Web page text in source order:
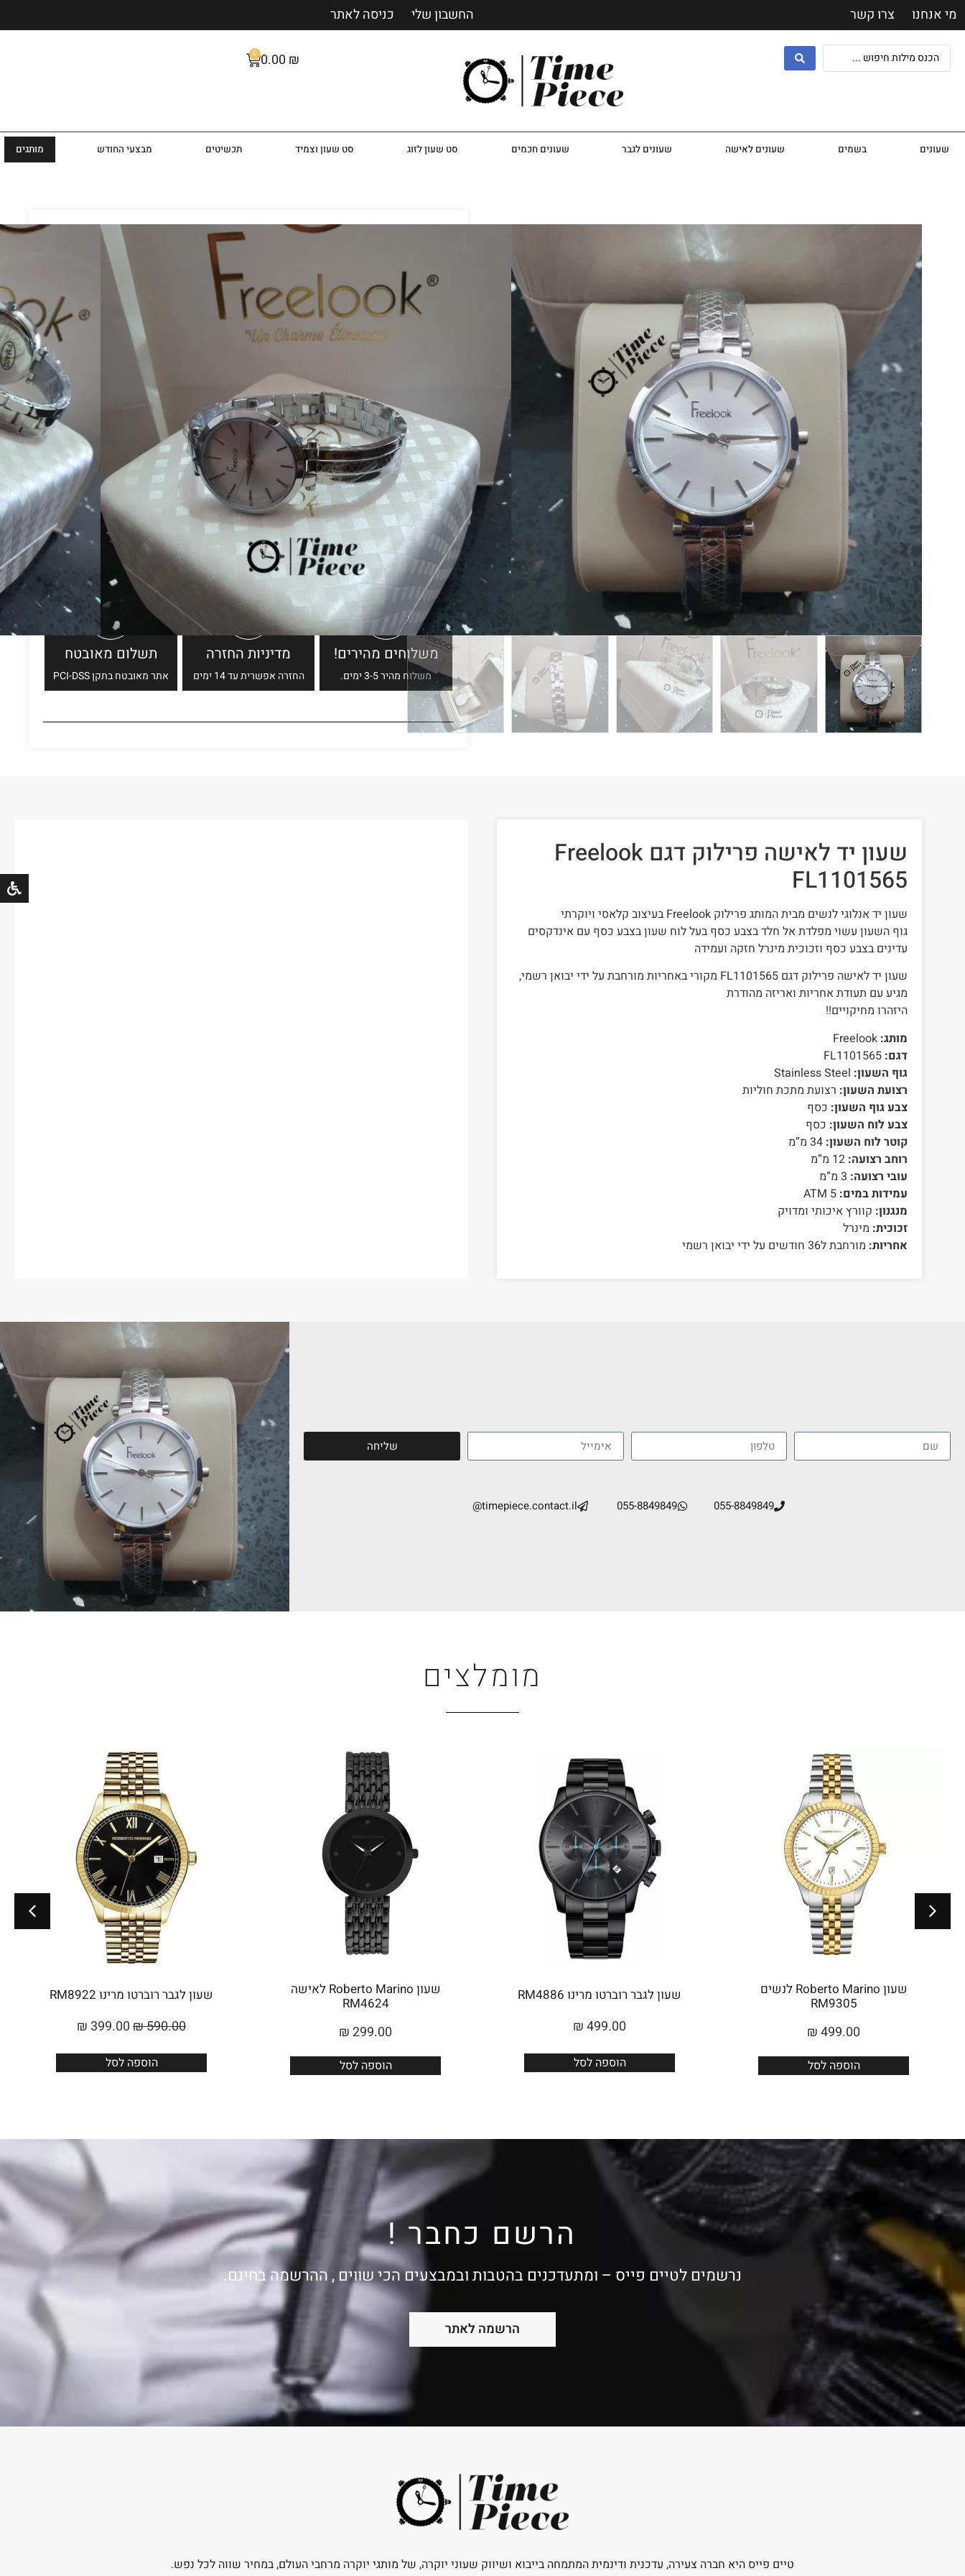
מי אנחנו צרו קשר החשבון שלי כניסה לאתר
0.00 ₪
0
שעונים בשמים שעונים לאישה שעונים לגבר שעונים חכמים סט שעון לזוג סט שעון וצמיד תכשיטים מבצעי החודש מותגים
שעון יד לאישה פרילוק דגם FL1101565
שעון יד אנלוגי לנשים מבית המותג פרילוק Freelook בעיצוב קלאסי ויוקרתי
גוף השעון עשוי מפלדת אל חלד בצבע כסף בעל לוח שעון בצבע כסף עם אינדקסים
עדינים בצבע כסף וזכוכית מינרל חזקה ועמידה
שעון יד לאישה פרילוק דגם FL1101565 מקורי באחריות מורחבת על ידי יבואן רשמי,



מק"ט:FL1101565
299.00 ₪
משלוחים מהירים!
משלוח מהיר 3-5 ימים.
מדיניות החזרה
החזרה אפשרית עד 14 ימים
תשלום מאובטח
אתר מאובטח בתקן PCI-DSS
שעון יד לאישה פרילוק דגם Freelook
FL1101565
שעון יד אנלוגי לנשים מבית המותג פרילוק Freelook בעיצוב קלאסי ויוקרתי
גוף השעון עשוי מפלדת אל חלד בצבע כסף בעל לוח שעון בצבע כסף עם אינדקסים
עדינים בצבע כסף וזכוכית מינרל חזקה ועמידה
שעון יד לאישה פרילוק דגם FL1101565 מקורי באחריות מורחבת על ידי יבואן רשמי,
מגיע עם תעודת אחריות ואריזה מהודרת
היזהרו מחיקויים!!
מותג:
דגם:
גוף השעון:
רצועת השעון: רצועת מתכת חוליות
צבע גוף השעון: כסף
צבע לוח השעון: כסף
קוטר לוח השעון:
רוחב רצועה:
עובי רצועה:
עמידות במים:
מנגנון: קוורץ איכותי ומדויק
זכוכית: מינרל
אחריות: מורחבת ל36 חודשים על ידי יבואן רשמי
שליחה
055-8849849
055-8849849
timepiece.contact.il@
מומלצים
שעון Roberto Marino לנשים
RM9305
499.00
₪
הוספה לסל
שעון לגבר רוברטו מרינו RM4886
499.00
₪
הוספה לסל
שעון Roberto Marino לאישה
RM4624
299.00
₪
הוספה לסל
שעון לגבר רוברטו מרינו RM8922
590.00
₪
399.00
₪
הוספה לסל
הרשם כחבר !
נרשמים לטיים פייס – ומתעדכנים בהטבות ובמבצעים הכי שווים , ההרשמה בחינם.
הרשמה לאתר
טיים פייס היא חברה צעירה, עדכנית ודינמית המתמחה בייבוא ושיווק שעוני יוקרה, של מותגי יוקרה מרחבי העולם, במחיר שווה לכל נפש.